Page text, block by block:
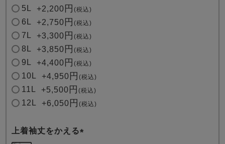
5L +2,200 税込
6L +2,750 税込
7L +3,300 税込
8L +3,850 税込
9L +4,400 税込
10L +4,950 税込
11L +5,500 税込
12L +6,050 税込
上着袖丈をかえる